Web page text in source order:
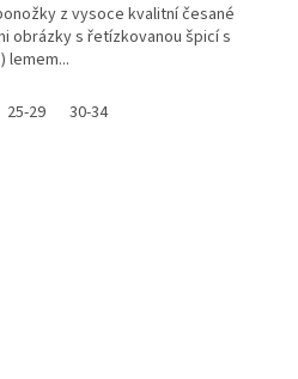
z vysoce kvalitní česané
obrázky s řetízkovanou špicí s
lemem...
25-29 30-34